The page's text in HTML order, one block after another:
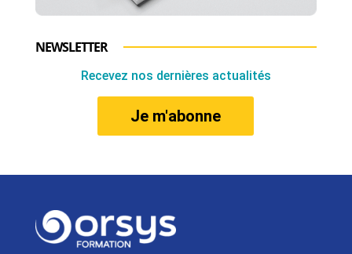
NEWSLETTER
Recevez nos dernières actualités
Je m'abonne